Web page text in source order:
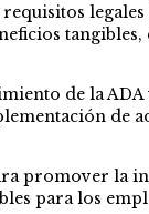
de la
de
promover la
para los